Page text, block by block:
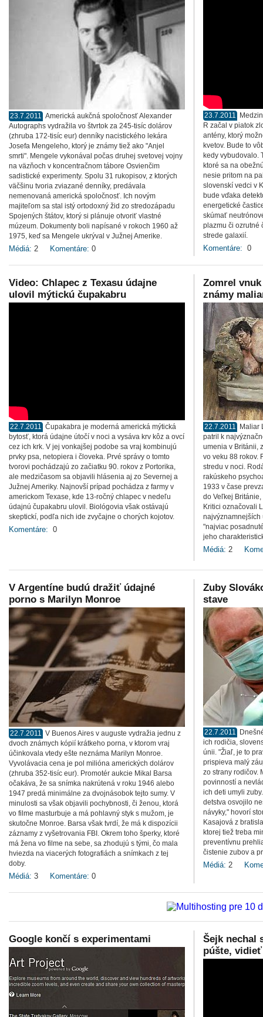
23.7.2011 Americká aukčná spoločnosť Alexander
Autographs vydražila vo štvrtok za 245-tisíc dolárov
(zhruba 172-tisíc eur) denníky nacistického lekára
Josefa Mengeleho, ktorý je známy tiež ako "Anjel
smrti". Mengele vykonával počas druhej svetovej vojny
na väzňoch v koncentračnom tábore Osvienčim
sadistické experimenty. Spolu 31 rukopisov, z ktorých
väčšinu tvoria zviazané denníky, predávala
nemenovaná americká spoločnosť. Ich novým
majiteľom sa stal istý ortodoxný žid zo stredozápadu
Spojených štátov, ktorý si plánuje otvoriť vlastné
múzeum. Dokumenty boli napísané v rokoch 1960 až
1975, keď sa Mengele ukrýval v Južnej Amerike.
Médiá: 2 Komentáre: 0
23.7.2011
R začal v piatok
antény, ktorý
kvetov. Bude to
kedy vybudovalo.
ktoré sa na
nesie pritom na
slovenskí vedci v
bude vďaka
energetické
skúmať
plazmu či ozrutné
strede galaxií.
Komentáre: 0
Video: Chlapec z Texasu údajne
ulovil mýtickú čupakabru
22.7.2011 Čupakabra je moderná americká mýtická
bytosť, ktorá údajne útočí v noci a vysáva krv kôz a ovcí
cez ich krk. V jej vonkajšej podobe sa vraj kombinujú
prvky psa, netopiera i človeka. Prvé správy o tomto
tvorovi pochádzajú zo začiatku 90. rokov z Portorika,
ale medzičasom sa objavili hlásenia aj zo Severnej a
Južnej Ameriky. Najnovší prípad pochádza z farmy v
americkom Texase, kde 13-ročný chlapec v nedeľu
údajnú čupakabru ulovil. Biológovia však ostávajú
skeptickí, podľa nich ide zvyčajne o chorých kojotov.
Komentáre: 0
Zomrel
známy
22.7.2011
Maliar
patril k
umenia v Británii,
vo veku 88 rokov.
stredu v noci.
rakúskeho
1933 v čase
do Veľkej
Kritici označovali
najvýznamnejších
"najviac
jeho
Médiá: 2
V Argentíne budú dražiť údajné
porno s Marilyn Monroe
22.7.2011 V Buenos Aires v auguste vydražia jednu z
dvoch známych kópií krátkeho porna, v ktorom vraj
účinkovala vtedy ešte neznáma Marilyn Monroe.
Vyvolávacia cena je pol milióna amerických dolárov
(zhruba 352-tisíc eur). Promotér aukcie Mikal Barsa
očakáva, že sa snímka nakrútená v roku 1946 alebo
1947 predá minimálne za dvojnásobok tejto sumy. V
minulosti sa však objavili pochybnosti, či ženou, ktorá
vo filme masturbuje a má pohlavný styk s mužom, je
skutočne Monroe. Barsa však tvrdí, že má k dispozícii
záznamy z vyšetrovania FBI. Okrem toho šperky, ktoré
má žena vo filme na sebe, sa zhodujú s tými, čo mala
hviezda na viacerých fotografiách a snímkach z tej
doby.
Médiá: 3 Komentáre: 0
Zuby
stave
22.7.2011
ich rodičia,
únii. "Žiaľ, je to
prispieva malý
zo strany rodičov.
povinností a
ich deti umyli
detstva osvojilo
návyky," hovorí
Kasajová z
ktorej tiež treba
preventívnu
čistenie zubov a
Médiá: 2
Google končí s experimentami
Šejk nechal
púšte,